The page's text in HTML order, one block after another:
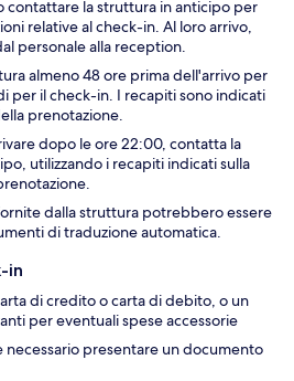
contattare la struttura in anticipo per
relative al check-in. Al loro arrivo,
personale alla reception.
almeno 48 ore prima dell'arrivo per
per il check-in. I recapiti sono indicati
prenotazione.
dopo le ore 22:00, contatta la
utilizzando i recapiti indicati sulla
dalla struttura potrebbero essere
di traduzione automatica.
in
di credito o carta di debito, o un
per eventuali spese accessorie
necessario presentare un documento